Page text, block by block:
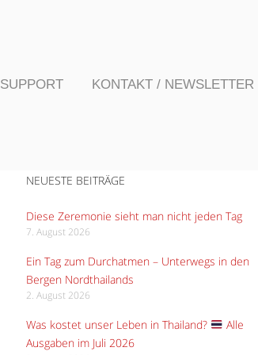
SUPPORT KONTAKT / NEWSLETTER
NEUESTE BEITRÄGE
Diese Zeremonie sieht man nicht jeden Tag
7. August 2026
Ein Tag zum Durchatmen – Unterwegs in den
Bergen Nordthailands
2. August 2026
Was kostet unser Leben in Thailand?
Alle
Ausgaben im Juli 2026